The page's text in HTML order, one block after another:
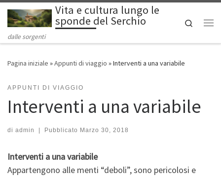
Passa al contenutoVita e cultura lungo le
sponde del Serchio
dalle sorgenti
Search
Pagina iniziale »Appunti di viaggio »Interventi a una variabile
APPUNTI DI VIAGGIO
Interventi a una variabile
di admin Pubblicato Marzo 30, 2018
Interventi a una variabile
Appartengono alle menti “deboli”, sono pericolosi e